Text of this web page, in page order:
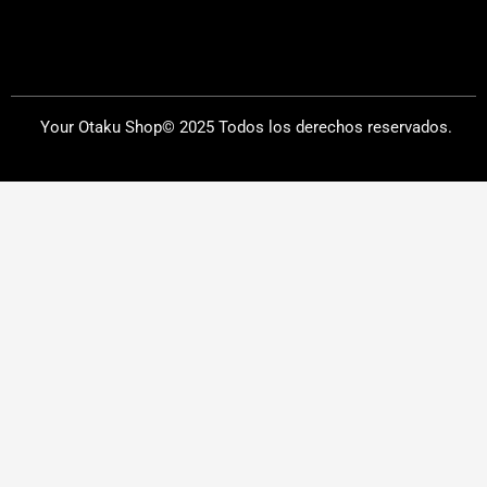
Your Otaku Shop© 2025 Todos los derechos reservados.